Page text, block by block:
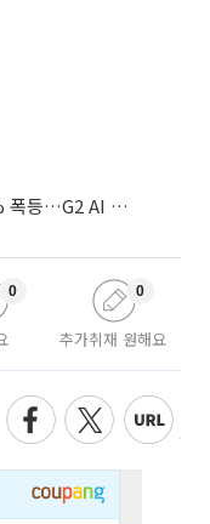
‘中 D램 굴기’ CXMT, 데뷔 첫날 466% 폭등…G2 AI 패권 ‘쩐의 전쟁’
0
추가취재 원해요
0